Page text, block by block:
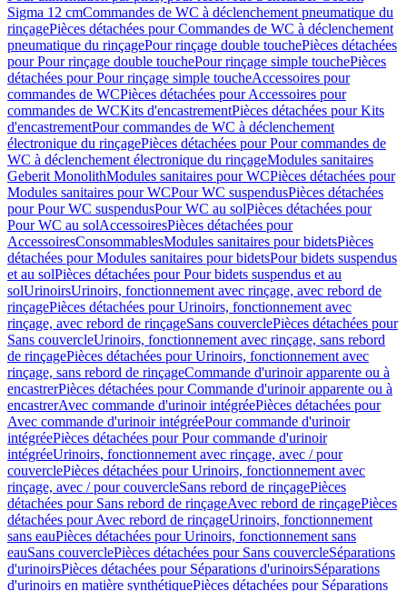
Sigma 12 cmCommandes de WC à déclenchement pneumatique du
rinçagePièces détachées pour Commandes de WC à déclenchement
pneumatique du rinçagePour rinçage double touchePièces détachées
pour Pour rinçage double touchePour rinçage simple touchePièces
détachées pour Pour rinçage simple toucheAccessoires pour
commandes de WCPièces détachées pour Accessoires pour
commandes de WCKits d'encastrementPièces détachées pour Kits
d'encastrementPour commandes de WC à déclenchement
électronique du rinçagePièces détachées pour Pour commandes de
WC à déclenchement électronique du rinçageModules sanitaires
Geberit MonolithModules sanitaires pour WCPièces détachées pour
Modules sanitaires pour WCPour WC suspendusPièces détachées
pour Pour WC suspendusPour WC au solPièces détachées pour
Pour WC au solAccessoiresPièces détachées pour
AccessoiresConsommablesModules sanitaires pour bidetsPièces
détachées pour Modules sanitaires pour bidetsPour bidets suspendus
et au solPièces détachées pour Pour bidets suspendus et au
solUrinoirsUrinoirs, fonctionnement avec rinçage, avec rebord de
rinçagePièces détachées pour Urinoirs, fonctionnement avec
rinçage, avec rebord de rinçageSans couverclePièces détachées pour
Sans couvercleUrinoirs, fonctionnement avec rinçage, sans rebord
de rinçagePièces détachées pour Urinoirs, fonctionnement avec
rinçage, sans rebord de rinçageCommande d'urinoir apparente ou à
encastrerPièces détachées pour Commande d'urinoir apparente ou à
encastrerAvec commande d'urinoir intégréePièces détachées pour
Avec commande d'urinoir intégréePour commande d'urinoir
intégréePièces détachées pour Pour commande d'urinoir
intégréeUrinoirs, fonctionnement avec rinçage, avec / pour
couverclePièces détachées pour Urinoirs, fonctionnement avec
rinçage, avec / pour couvercleSans rebord de rinçagePièces
détachées pour Sans rebord de rinçageAvec rebord de rinçagePièces
détachées pour Avec rebord de rinçageUrinoirs, fonctionnement
sans eauPièces détachées pour Urinoirs, fonctionnement sans
eauSans couverclePièces détachées pour Sans couvercleSéparations
d'urinoirsPièces détachées pour Séparations d'urinoirsSéparations
d'urinoirs en matière synthétiquePièces détachées pour Séparations